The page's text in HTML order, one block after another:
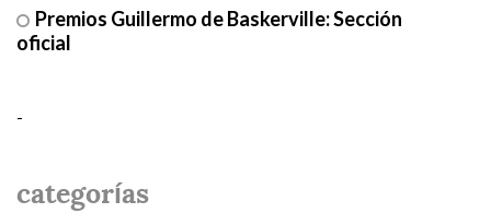
Premios Guillermo de Baskerville: Sección
oficial
-
categorías